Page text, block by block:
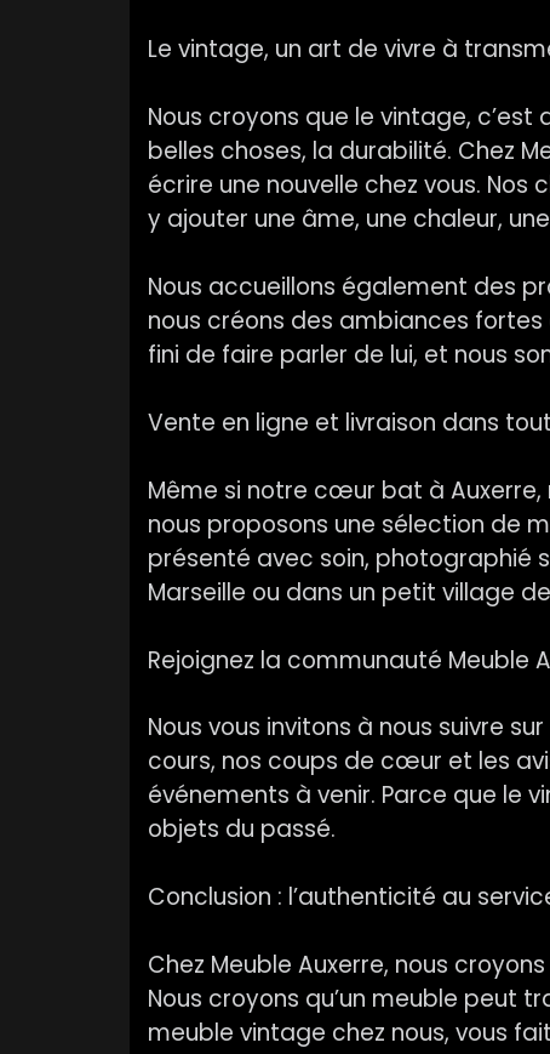
Le vintage, un art de vivre à
Nous croyons que le vintage,
belles choses, la durabilité. Chez
écrire une nouvelle chez vous.
y ajouter une âme, une chaleur,
Nous accueillons également des
nous créons des ambiances
fini de faire parler de lui, et nous
Vente en ligne et livraison dans
Même si notre cœur bat à
nous proposons une sélection de
présenté avec soin, photographié
Marseille ou dans un petit village
Rejoignez la communauté Meuble
Nous vous invitons à nous suivre
cours, nos coups de cœur et les
événements à venir. Parce que le
objets du passé.
Conclusion : l’authenticité au
Chez Meuble Auxerre, nous
Nous croyons qu’un meuble peut
meuble vintage chez nous, vous